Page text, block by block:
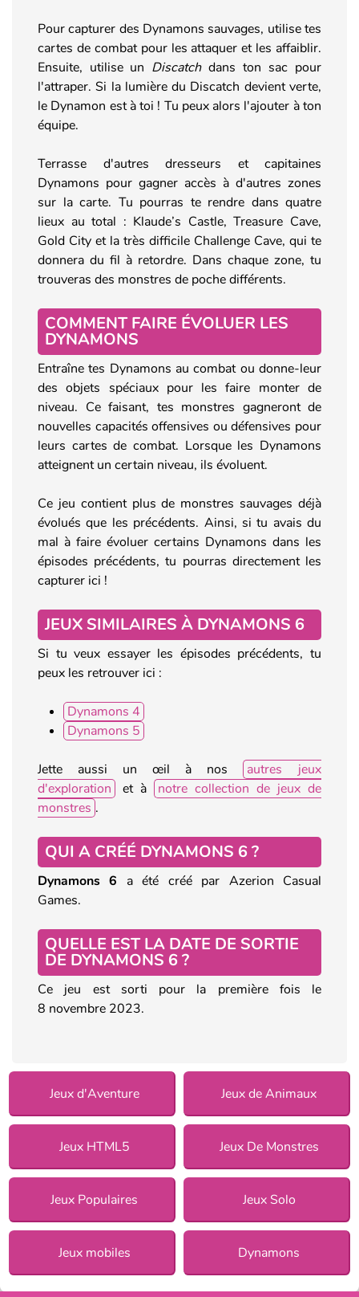
Pour capturer des Dynamons sauvages, utilise tes
cartes de combat pour les attaquer et les affaiblir.
Ensuite, utilise un Discatch dans ton sac pour
l'attraper. Si la lumière du Discatch devient verte,
le Dynamon est à toi ! Tu peux alors l'ajouter à ton
équipe.
Terrasse d'autres dresseurs et capitaines
Dynamons pour gagner accès à d'autres zones
sur la carte. Tu pourras te rendre dans quatre
lieux au total : Klaude’s Castle, Treasure Cave,
Gold City et la très difficile Challenge Cave, qui te
donnera du fil à retordre. Dans chaque zone, tu
trouveras des monstres de poche différents.
COMMENT FAIRE ÉVOLUER LES
DYNAMONS
Entraîne tes Dynamons au combat ou donne-leur
des objets spéciaux pour les faire monter de
niveau. Ce faisant, tes monstres gagneront de
nouvelles capacités offensives ou défensives pour
leurs cartes de combat. Lorsque les Dynamons
atteignent un certain niveau, ils évoluent.
Ce jeu contient plus de monstres sauvages déjà
évolués que les précédents. Ainsi, si tu avais du
mal à faire évoluer certains Dynamons dans les
épisodes précédents, tu pourras directement les
capturer ici !
JEUX SIMILAIRES À DYNAMONS 6
Si tu veux essayer les épisodes précédents, tu
peux les retrouver ici :
Dynamons 4
Dynamons 5
Jette aussi un œil à nos
autres jeux
d'exploration
et à
notre collection de jeux de
monstres .
QUI A CRÉÉ DYNAMONS 6 ?
Dynamons 6 a été créé par Azerion Casual
Games.
QUELLE EST LA DATE DE SORTIE
DE DYNAMONS 6 ?
Ce jeu est sorti pour la première fois le
8 novembre 2023.
Jeux d'Aventure Jeux de Animaux
Jeux HTML5 Jeux De Monstres
Jeux Populaires Jeux Solo
Jeux mobiles Dynamons